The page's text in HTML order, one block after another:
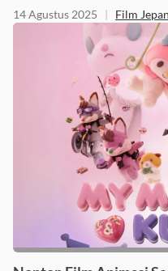
14 Agustus 2025 | Film